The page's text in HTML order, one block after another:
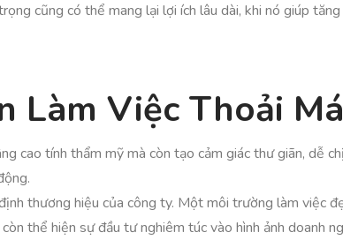
cũng có thể mang lại lợi ích lâu dài, khi nó giúp
Làm Việc Thoải
cao tính thẩm mỹ mà còn tạo cảm giác thư giãn, dễ
thương hiệu của công ty. Một môi trường làm việc
thể hiện sự đầu tư nghiêm túc vào hình ảnh doanh